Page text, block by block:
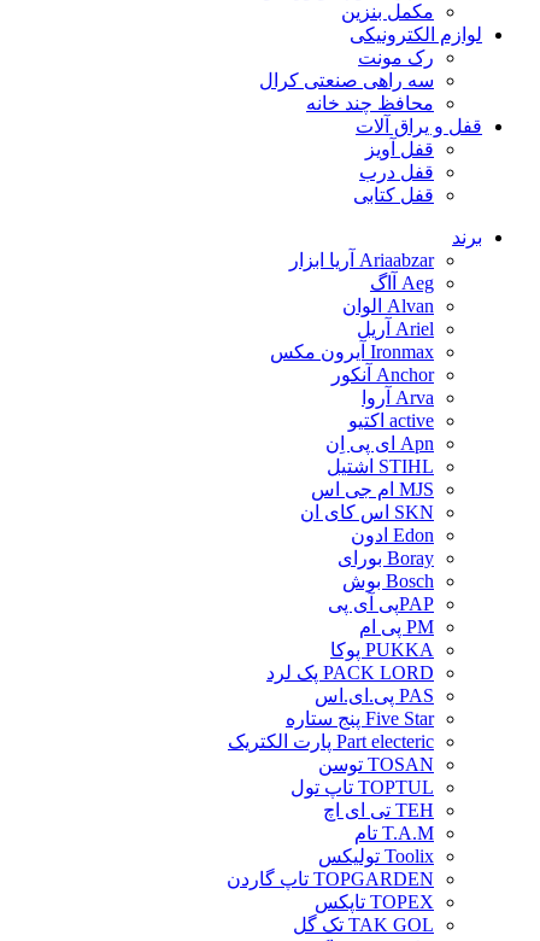
مکمل بنزین
لوازم الکترونیکی
رک مونت
سه راهی صنعتی کرال
محافظ چند خانه
قفل و یراق آلات
قفل آویز
قفل درب
قفل کتابی
برند
Ariaabzar آریا ابزار
Aeg آاگ
Alvan الوان
Ariel آریل
Ironmax آیرون مکس
Anchor آنکور
Arva آروا
active اکتیو
Apn ای پی اِن
STIHL اشتیل
MJS ام جی اس
SKN اس کای ان
Edon ادون
Boray بورای
Bosch بوش
PAPپی آی پی
PM پی ام
PUKKA پوکا
PACK LORD پک لرد
PAS پی.ای.اس
Five Star پنج ستاره
Part electeric پارت الکتریک
TOSAN توسن
TOPTUL تاپ تول
TEH تی ای اچ
T.A.M تام
Toolix تولیکس
TOPGARDEN تاپ گاردن
TOPEX تاپکس
TAK GOL تک گل